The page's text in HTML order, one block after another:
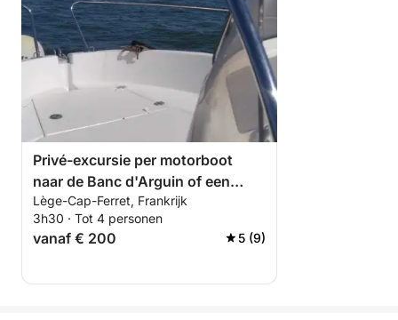
Privé-excursie per motorboot
naar de Banc d'Arguin of een
vergelijkbare locatie.
Lège-Cap-Ferret, Frankrijk
3h30 · Tot 4 personen
vanaf € 200 5 (9)